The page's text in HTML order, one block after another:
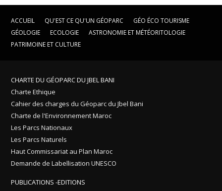
ACCUEIL QU'EST CE QU'UN GÉOPARC
GÉO ÉCO TOURISME
GÉOLOGIE
ECOLOGIE
ASTRONOMIE ET MÉTÉORITOLOGIE
PATRIMOINE ET CULTURE
CHARTE DU GÉOPARC DU JBEL BANI
Charte Ethique
Cahier des charges du Géoparc du Jbel Bani
Charte de l'Environnement Maroc
Les Parcs Nationaux
Les Parcs Naturels
Haut Commissariat au Plan Maroc
Demande de Labellisation UNESCO
PUBLICATIONS -EDITIONS